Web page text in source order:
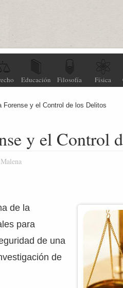
Educación Filosofía Física
Forense y el Control de los Delitos
y el Control
de la
para
de una
de